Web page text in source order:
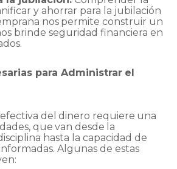
y ahorrar para la jubilación
nos permite construir un
brinde seguridad financiera en
para Administrar el
efectiva del dinero requiere una
que van desde la
hasta la capacidad de
Algunas de estas